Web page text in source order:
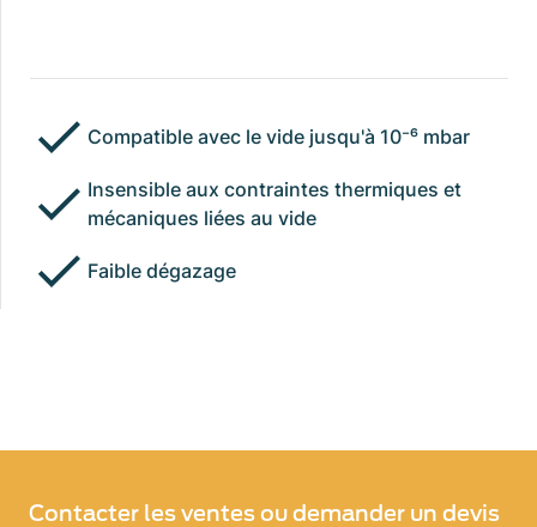
Compatible avec le vide jusqu'à 10⁻⁶ mbar
Insensible aux contraintes thermiques et
mécaniques liées au vide
Faible dégazage
Contacter les ventes ou demander un devis